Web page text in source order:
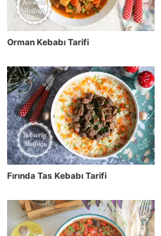
Orman Kebabı Tarifi
Fırında Tas Kebabı Tarifi